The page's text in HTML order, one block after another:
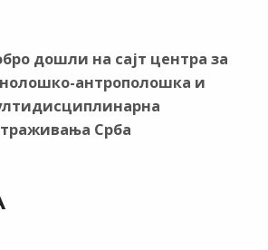
дошли на сајт центра за
антрополошка и
Срба